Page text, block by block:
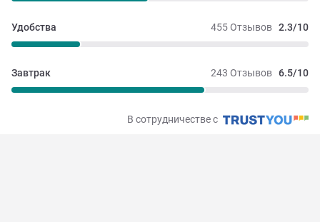
455 Отзывов 2.3/10
Удобства
243 Отзывов 6.5/10
Завтрак
В сотрудничестве с